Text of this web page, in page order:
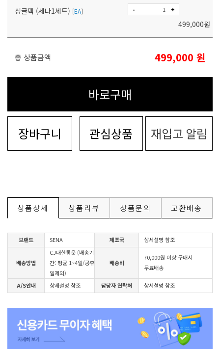
싱글팩 (세나1세트) [EA] - +
499,000원
총 상품금액 499,000 원
바로구매
장바구니 관심상품 재입고 알림
상품상세 상품리뷰 상품문의 교환배송
브랜드 SENA 제조국 상세설명 참조
배송방법
CJ대한통운 (배송기
간: 평균 1~4일/공휴
일제외)
배송비
70,000원 이상 구매시
무료배송
A/S안내 상세설명 참조 담당자 연락처 상세설명 참조